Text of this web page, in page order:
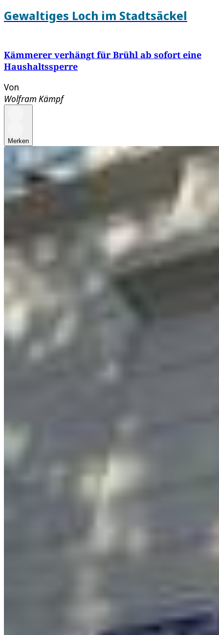
Gewaltiges Loch im Stadtsäckel
Kämmerer verhängt für Brühl ab sofort eine
Haushaltssperre
Von
Wolfram Kämpf
Merken